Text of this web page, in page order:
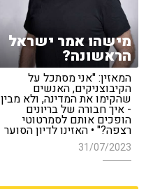
מישהו אמר ישראל
הראשונה?
המאזין: "אני מסתכל על
הקיבוצניקים, האנשים
שהקימו את המדינה, ולא מבין
- איך חבורה של בריונים
הופכים אותם לסמרטוטי
רצפה?" • האזינו לדיון הסוער
31/07/2023